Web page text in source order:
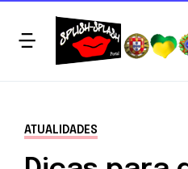
ATUALIDADES